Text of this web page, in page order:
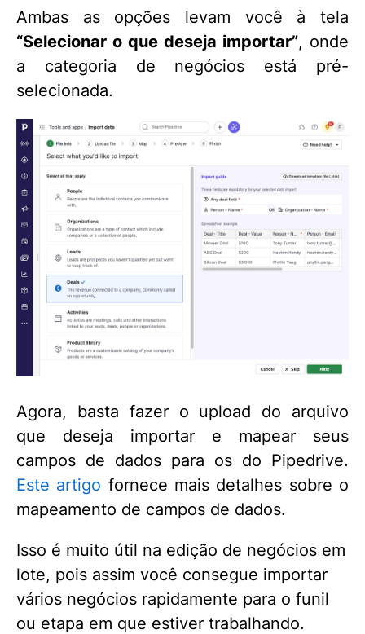
Ambas as opções levam você à tela
“Selecionar o que deseja importar”, onde
a categoria de negócios está pré-
selecionada.
Agora, basta fazer o upload do arquivo
que deseja importar e mapear seus
campos de dados para os do Pipedrive.
Este artigo fornece mais detalhes sobre o
mapeamento de campos de dados.
Isso é muito útil na edição de negócios em
lote, pois assim você consegue importar
vários negócios rapidamente para o funil
ou etapa em que estiver trabalhando.